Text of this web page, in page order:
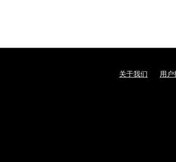
关于我们 用户